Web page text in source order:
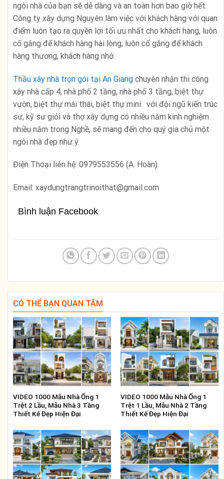
ngôi nhà của bạn sẽ dễ dàng và an toàn hơn bao giờ hết.
Công ty xây dựng Nguyên làm việc với khách hàng với quan
điểm luôn tạo ra quyền lợi tối ưu nhất cho khách hàng, luôn
cố gắng để khách hàng hài lòng, luôn cố gắng để khách
hàng thương, khách hàng nhớ.
Thầu xây nhà trọn gói tại An Giang chuyên nhận thi công
xây nhà cấp 4, nhà phố 2 tầng, nhà phố 3 tầng, biệt thự
vườn, biệt thự mái thái, biệt thự mini. với đội ngũ kiến trúc
sư, kỹ sư giỏi và thợ xây dựng có nhiều năm kinh nghiệm
nhiều năm trong Nghề, sẽ mang đến cho quý gia chủ một
ngôi nhà đẹp như ý.
Điện Thoại liên hệ: 0979553556 (A. Hoàn)
Email: xaydungtrangtrinoithat@gmail.com
Bình luận Facebook
CÓ THỂ BẠN QUAN TÂM
VIDEO 1000 Mẫu Nhà Ống 1
Trệt 2 Lầu, Mẫu Nhà 3 Tầng
Thiết Kế Đẹp Hiện Đại
VIDEO 1000 Mẫu Nhà Ống 1
Trệt 1 Lầu, Mẫu Nhà 2 Tầng
Thiết Kế Đẹp Hiện Đại